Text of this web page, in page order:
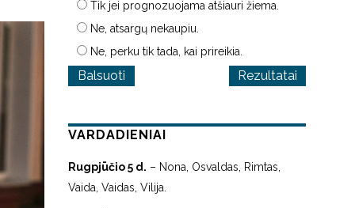
Tik jei prognozuojama atšiauri žiema.
Ne, atsargų nekaupiu.
Ne, perku tik tada, kai prireikia.
Rezultatai
VARDADIENIAI
Rugpjūčio 5 d. – Nona, Osvaldas, Rimtas,
Vaida, Vaidas, Vilija.